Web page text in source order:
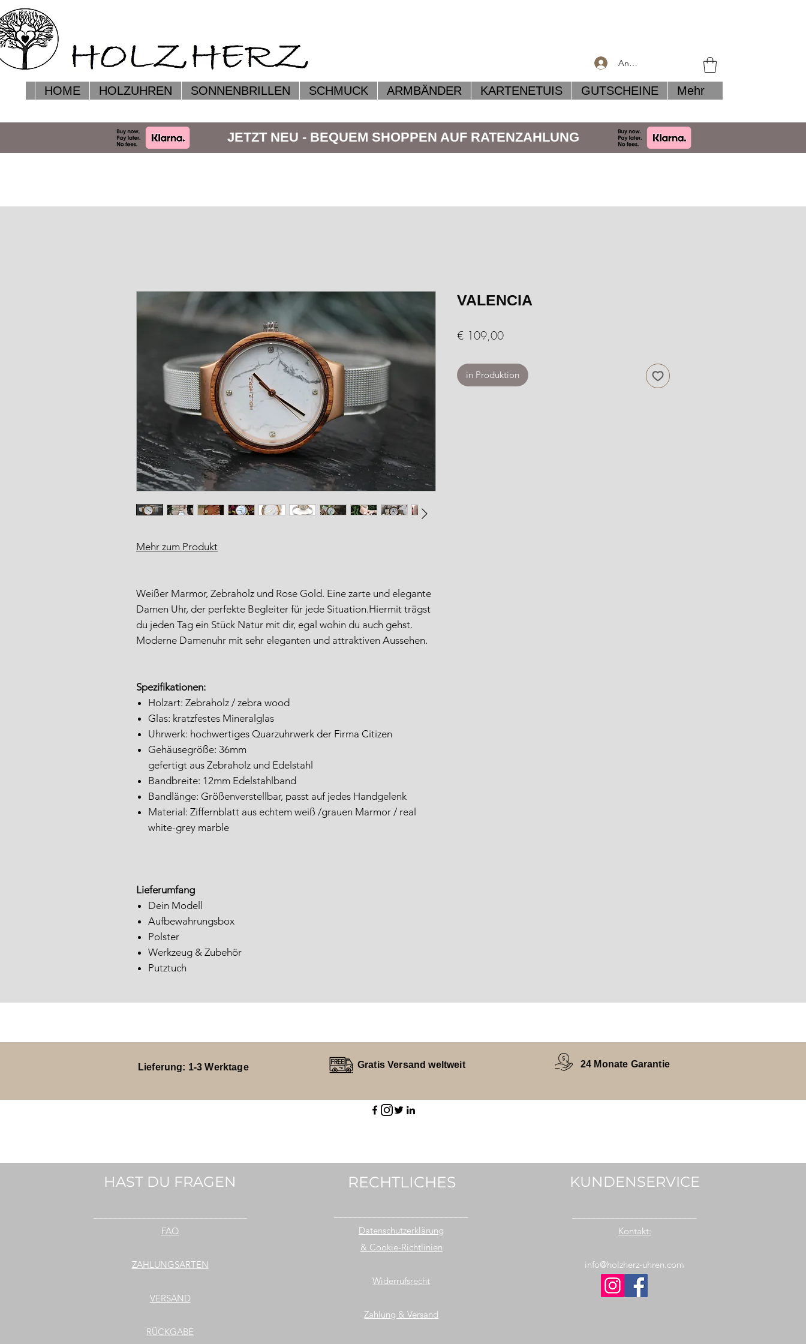
Anmelden
HOME HOLZUHREN SONNENBRILLEN SCHMUCK ARMBÄNDER KARTENETUIS GUTSCHEINE Mehr
JETZT NEU - BEQUEM SHOPPEN AUF RATENZAHLUNG
Mehr zum Produkt
Weißer Marmor, Zebraholz und Rose Gold. Eine zarte und elegante
Damen Uhr, der perfekte Begleiter für jede Situation.Hiermit trägst
du jeden Tag ein Stück Natur mit dir, egal wohin du auch gehst.
Moderne Damenuhr mit sehr eleganten und attraktiven Aussehen.
Spezifikationen:
Holzart: Zebraholz / zebra wood
Glas: kratzfestes Mineralglas
Uhrwerk: hochwertiges Quarzuhrwerk der Firma Citizen
Gehäusegröße: 36mm
gefertigt aus Zebraholz und Edelstahl
Bandbreite: 12mm Edelstahlband
Bandlänge: Größenverstellbar, passt auf jedes Handgelenk
Material: Ziffernblatt aus echtem weiß /grauen Marmor / real
white-grey marble
Lieferumfang
Dein Modell
Aufbewahrungsbox
Polster
Werkzeug & Zubehör
Putztuch
VALENCIA
€ 109,00Preis
in Produktion
Lieferung: 1-3 Werktage Gratis Versand weltweit 24 Monate Garantie
HAST DU FRAGEN
FAQ
ZAHLUNGSARTEN
VERSAND
RÜCKGABE
RECHTLICHES
Datenschutzerklärung
& Cookie-Richtlinien
Widerrufsrecht
Zahlung & Versand
KUNDENSERVICE
Kontakt:
info@holzherz-uhren.com